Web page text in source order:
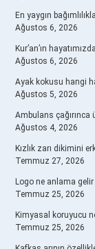
En yaygın
Ağustos 6, 2026
Kur’an’ın
Ağustos 6, 2026
Ayak kokusu hangi
Ağustos 5, 2026
Ambulans çağırınca
Ağustos 4, 2026
Kızlık zarı dikimini
Temmuz 27, 2026
Logo ne anlama gelir
Temmuz 25, 2026
Kimyasal koruyucu
Temmuz 25, 2026